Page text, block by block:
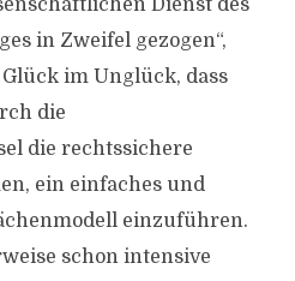
Dienst des
in Zweifel gezogen“,
Glück im Unglück, dass
die
die rechtssichere
ein einfaches und
einzuführen.
schon intensive